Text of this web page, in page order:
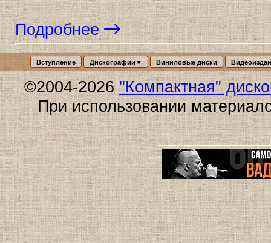
Подробнее
Вступление Дискографии▼ Виниловые диски
©2004-2026"Компактная"
При использовании